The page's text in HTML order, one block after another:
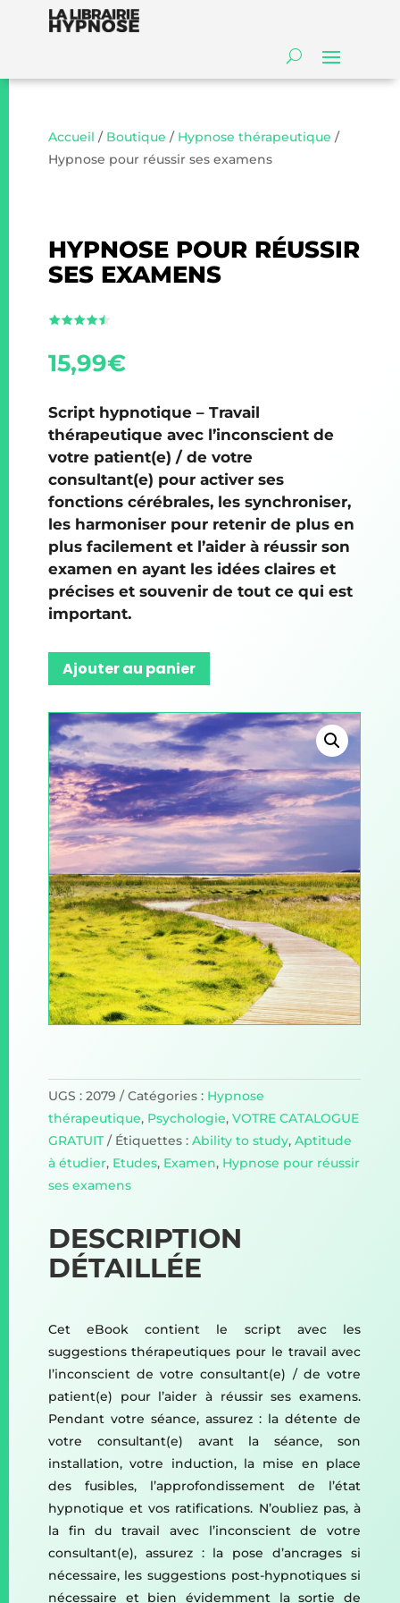
Accueil / Boutique / Hypnose thérapeutique /
Hypnose pour réussir ses examens
HYPNOSE POUR RÉUSSIR
SES EXAMENS
15,99€
Script hypnotique – Travail
thérapeutique avec l’inconscient de
votre patient(e) / de votre
consultant(e) pour activer ses
fonctions cérébrales, les synchroniser,
les harmoniser pour retenir de plus en
plus facilement et l’aider à réussir son
examen en ayant les idées claires et
précises et souvenir de tout ce qui est
important.
Ajouter au panier
UGS : 2079 Catégories : Hypnose
thérapeutique, Psychologie, VOTRE CATALOGUE
GRATUIT
Étiquettes : Ability to study, Aptitude
à étudier, Etudes, Examen, Hypnose pour réussir
ses examens
DESCRIPTION
DÉTAILLÉE
Cet eBook contient le script avec les
suggestions thérapeutiques pour le travail avec
l’inconscient de votre consultant(e) / de votre
patient(e) pour l’aider à réussir ses examens.
Pendant votre séance, assurez : la détente de
votre consultant(e) avant la séance, son
installation, votre induction, la mise en place
des fusibles, l’approfondissement de l’état
hypnotique et vos ratifications. N’oubliez pas, à
la fin du travail avec l’inconscient de votre
consultant(e), assurez : la pose d’ancrages si
nécessaire, les suggestions post-hypnotiques si
nécessaire et bien évidemment la sortie de